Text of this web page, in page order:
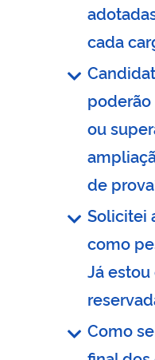
cada
ou
de
Solicitei
como
Já
Como